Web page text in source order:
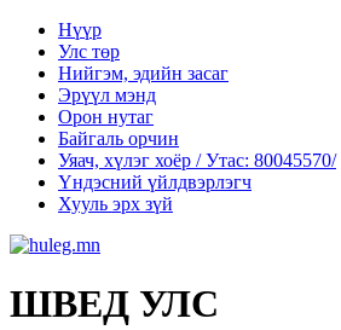
Нүүр
Улс төр
Нийгэм, эдийн засаг
Эрүүл мэнд
Орон нутаг
Байгаль орчин
Уяач, хүлэг хоёр / Утас: 80045570/
Үндэсний үйлдвэрлэгч
Хууль эрх зүй
ШВЕД УЛС